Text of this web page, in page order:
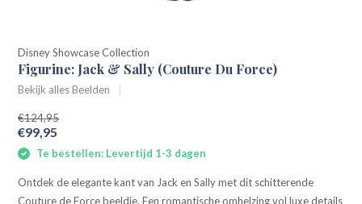
Disney Showcase Collection
Figurine: Jack & Sally (Couture Du Force)
Bekijk alles Beelden
€124,95
€99,95
Te bestellen: Levertijd 1-3 dagen
Ontdek de elegante kant van Jack en Sally met dit schitterende
Couture de Force beeldje. Een romantische omhelzing vol luxe details